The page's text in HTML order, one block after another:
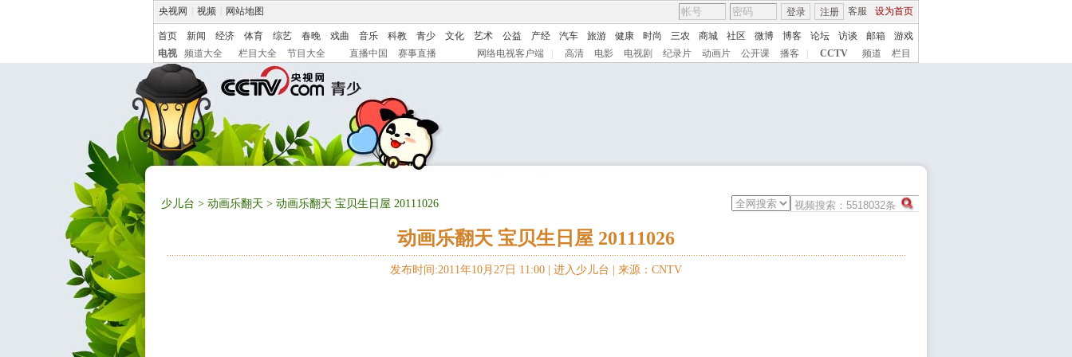
央视网 视频 网站地图 客服 设为首页
登录 注册
首页 新闻 经济 体育 综艺 春晚 戏曲 音乐 科教 青少 文化 艺术 公益 产经 汽车 旅游 健康 时尚 三农 商城 社区 微博 博客 论坛 访谈 邮箱
游戏
电视
频道大全 栏目大全 节目大全 直播中国 赛事直播 网络电视客户端 高清 电影 电视剧 纪录片 动画片 公开课 播客 CCTV 频道 栏目
少儿台 > 动画乐翻天 > 动画乐翻天 宝贝生日屋 20111026
动画乐翻天 宝贝生日屋 20111026
发布时间:2011年10月27日 11:00 | 进入少儿台 来源：CNTV